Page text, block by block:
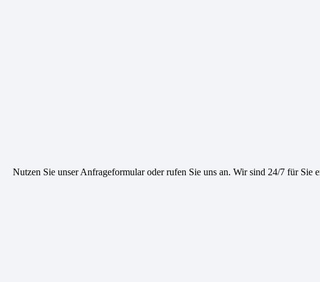
Nutzen Sie unser Anfrageformular oder rufen Sie uns an. Wir sind 24/7 für Sie